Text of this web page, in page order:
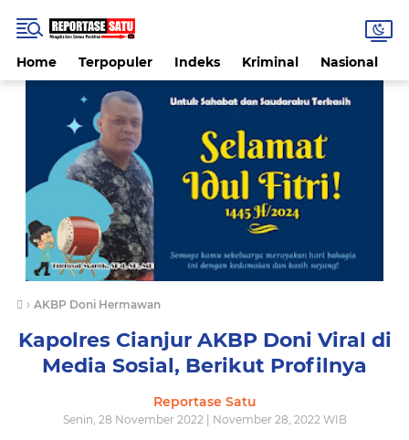
Home Terpopuler Indeks Kriminal Nasional
› AKBP Doni Hermawan
Kapolres Cianjur AKBP Doni Viral di
Media Sosial, Berikut Profilnya
Reportase Satu
Senin, 28 November 2022 | November 28, 2022 WIB